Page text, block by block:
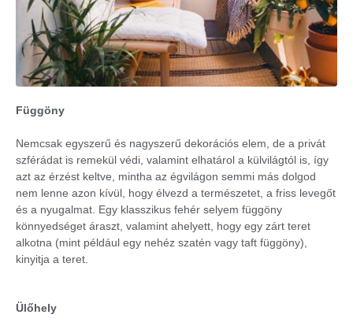
Függöny
Nemcsak egyszerű és nagyszerű dekorációs elem, de a privát
szférádat is remekül védi, valamint elhatárol a külvilágtól is, így
azt az érzést keltve, mintha az égvilágon semmi más dolgod
nem lenne azon kívül, hogy élvezd a természetet, a friss levegőt
és a nyugalmat. Egy klasszikus fehér selyem függöny
könnyedséget áraszt, valamint ahelyett, hogy egy zárt teret
alkotna (mint például egy nehéz szatén vagy taft függöny),
kinyitja a teret.
Ülőhely